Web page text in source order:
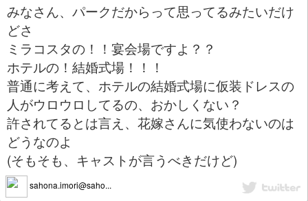
みなさん、パークだからって思ってるみたいだけ
どさ
ミラコスタの！！宴会場ですよ？？
ホテルの！結婚式場！！！
普通に考えて、ホテルの結婚式場に仮装ドレスの
人がウロウロしてるの、おかしくない？
許されてるとは言え、花嫁さんに気使わないのは
どうなのよ
(そもそも、キャストが言うべきだけど)
sahona.imori@saho...